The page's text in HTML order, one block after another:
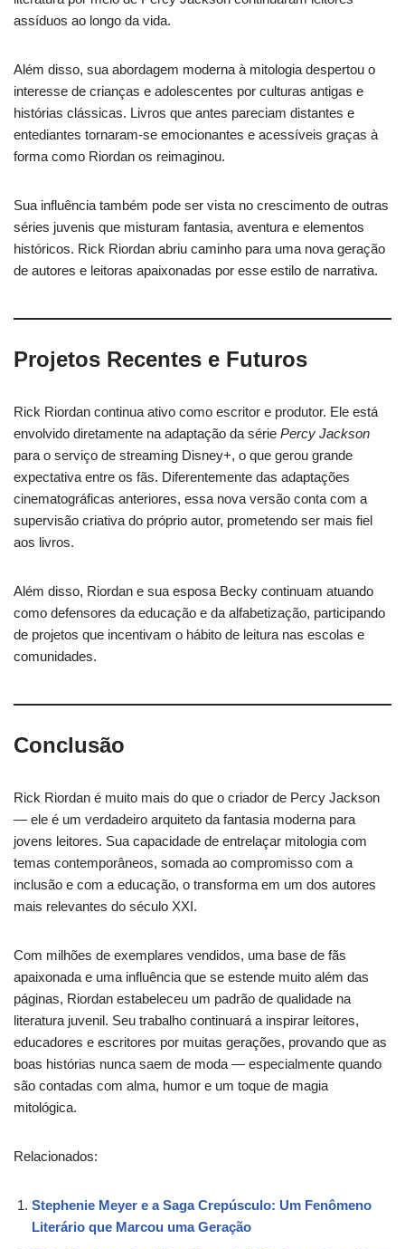
assíduos ao longo da vida.
Além disso, sua abordagem moderna à mitologia despertou o
interesse de crianças e adolescentes por culturas antigas e
histórias clássicas. Livros que antes pareciam distantes e
entediantes tornaram-se emocionantes e acessíveis graças à
forma como Riordan os reimaginou.
Sua influência também pode ser vista no crescimento de outras
séries juvenis que misturam fantasia, aventura e elementos
históricos. Rick Riordan abriu caminho para uma nova geração
de autores e leitoras apaixonadas por esse estilo de narrativa.
Projetos Recentes e Futuros
Rick Riordan continua ativo como escritor e produtor. Ele está
envolvido diretamente na adaptação da série Percy Jackson
para o serviço de streaming Disney+, o que gerou grande
expectativa entre os fãs. Diferentemente das adaptações
cinematográficas anteriores, essa nova versão conta com a
supervisão criativa do próprio autor, prometendo ser mais fiel
aos livros.
Além disso, Riordan e sua esposa Becky continuam atuando
como defensores da educação e da alfabetização, participando
de projetos que incentivam o hábito de leitura nas escolas e
comunidades.
Conclusão
Rick Riordan é muito mais do que o criador de Percy Jackson
— ele é um verdadeiro arquiteto da fantasia moderna para
jovens leitores. Sua capacidade de entrelaçar mitologia com
temas contemporâneos, somada ao compromisso com a
inclusão e com a educação, o transforma em um dos autores
mais relevantes do século XXI.
Com milhões de exemplares vendidos, uma base de fãs
apaixonada e uma influência que se estende muito além das
páginas, Riordan estabeleceu um padrão de qualidade na
literatura juvenil. Seu trabalho continuará a inspirar leitores,
educadores e escritores por muitas gerações, provando que as
boas histórias nunca saem de moda — especialmente quando
são contadas com alma, humor e um toque de magia
mitológica.
Relacionados:
Stephenie Meyer e a Saga Crepúsculo: Um Fenômeno
Literário que Marcou uma Geração